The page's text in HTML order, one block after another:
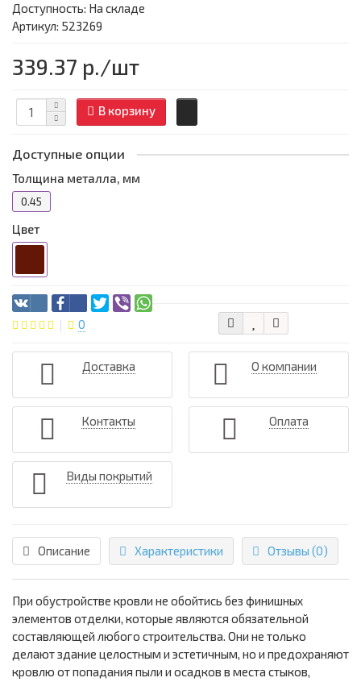
Доступность: На складе
Артикул: 523269
339.37 р./шт
В корзину
Доступные опции
Толщина металла, мм
0.45
Цвет
0
Доставка О компании
Контакты Оплата
Виды покрытий
Описание Характеристики Отзывы (0)
При обустройстве кровли не обойтись без финишных
элементов отделки, которые являются обязательной
составляющей любого строительства. Они не только
делают здание целостным и эстетичным, но и предохраняют
кровлю от попадания пыли и осадков в места стыков,